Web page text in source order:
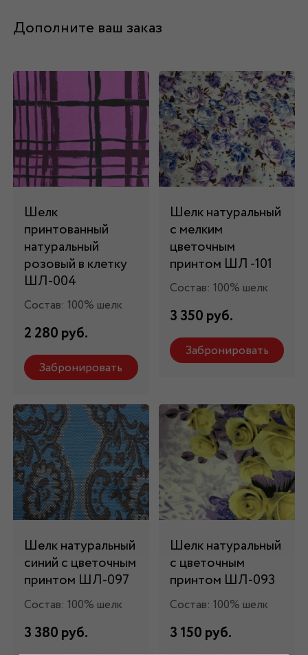
Дополните ваш заказ
Шелк
принтованный
натуральный
розовый в клетку
ШЛ-004
Состав: 100% шелк
2 280 руб.
Забронировать
Шелк натуральный
с мелким
цветочным
принтом ШЛ -101
Состав: 100% шелк
3 350 руб.
Забронировать
Шелк натуральный
синий с цветочным
принтом ШЛ-097
Состав: 100% шелк
3 380 руб.
Шелк натуральный
с цветочным
принтом ШЛ-093
Состав: 100% шелк
3 150 руб.